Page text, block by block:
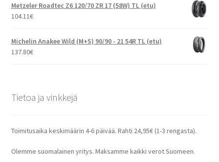
Metzeler Roadtec Z6 120/70 ZR 17 (58W) TL (etu)
104.11€
Michelin Anakee Wild (M+S) 90/90 - 21 54R TL (etu)
137.80€
Tietoa ja vinkkejä
Toimitusaika keskimäärin 4-6 päivää. Rahti 24,95€ (1-3 rengasta).
Olemme suomalainen yritys. Maksamme kaikki verot Suomeen.